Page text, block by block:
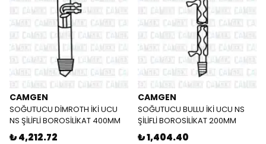
CAMGEN
SOĞUTUCU DİMROTH İKİ UCU
NS ŞİLİFLİ BOROSİLİKAT 400MM
₺ 4,212.72
CAMGEN
SOĞUTUCU BULLU İKİ UCU NS
ŞİLİFLİ BOROSİLİKAT 200MM
₺ 1,404.40